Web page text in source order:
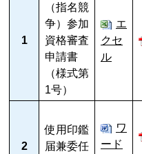
1
（指名競
争）参加
資格審査
申請書
（様式第
1号）
エ
クセ
ル
2
使用印鑑
届兼委任
ワ
ード